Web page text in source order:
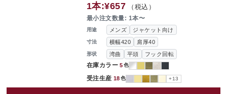
用途 メンズ ジャケット向け
寸法 横幅420 肩厚40
形状 湾曲 平頭 フック回転
在庫カラー 5色
受注生産 18色 +13
1本:¥657 （税込）
最小注文数量: 1本〜